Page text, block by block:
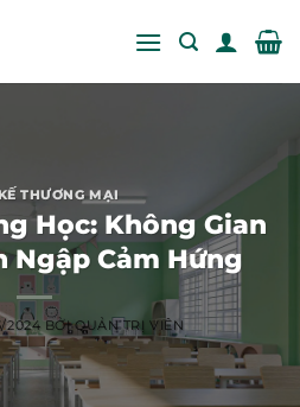
THƯƠNG MẠI
Học: Không Gian
Ngập Cảm Hứng
2024 BỞIQUẢN TRỊ VIÊN